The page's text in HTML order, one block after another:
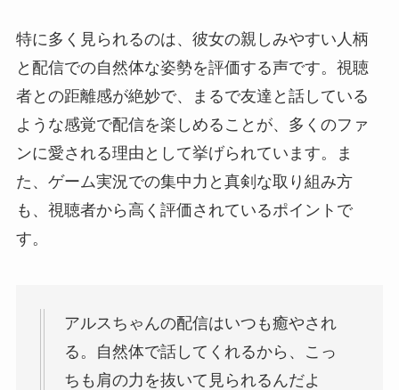
特に多く見られるのは、彼女の親しみやすい人柄
と配信での自然体な姿勢を評価する声です。視聴
者との距離感が絶妙で、まるで友達と話している
ような感覚で配信を楽しめることが、多くのファ
ンに愛される理由として挙げられています。ま
た、ゲーム実況での集中力と真剣な取り組み方
も、視聴者から高く評価されているポイントで
す。
アルスちゃんの配信はいつも癒やされ
る。自然体で話してくれるから、こっ
ちも肩の力を抜いて見られるんだよ